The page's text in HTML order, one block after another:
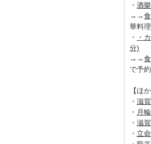
・ 酒
→→
華料
・
・
分)
→→
で予約
【ほか
・ 滋
・ 月
・ 滋
・ 立